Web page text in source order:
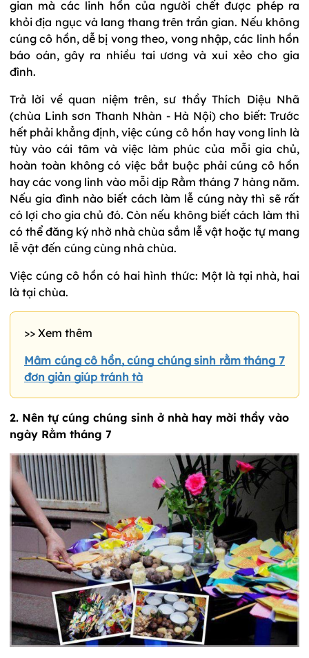
gian mà các linh hồn của người chết được phép ra
khỏi địa ngục và lang thang trên trần gian. Nếu không
cúng cô hồn, dễ bị vong theo, vong nhập, các linh hồn
báo oán, gây ra nhiều tai ương và xui xẻo cho gia
đình.
Trả lời về quan niệm trên, sư thầy Thích Diệu Nhã
(chùa Linh sơn Thanh Nhàn - Hà Nội) cho biết: Trước
hết phải khẳng định, việc cúng cô hồn hay vong linh là
tùy vào cái tâm và việc làm phúc của mỗi gia chủ,
hoàn toàn không có việc bắt buộc phải cúng cô hồn
hay các vong linh vào mỗi dịp Rằm tháng 7 hàng năm.
Nếu gia đình nào biết cách làm lễ cúng này thì sẽ rất
có lợi cho gia chủ đó. Còn nếu không biết cách làm thì
có thể đăng ký nhờ nhà chùa sắm lễ vật hoặc tự mang
lễ vật đến cúng cùng nhà chùa.
Việc cúng cô hồn có hai hình thức: Một là tại nhà, hai
là tại chùa.
>> Xem thêm
Mâm cúng cô hồn, cúng chúng sinh rằm tháng 7
đơn giản giúp tránh tà
2. Nên tự cúng chúng sinh ở nhà hay mời thầy vào
ngày Rằm tháng 7